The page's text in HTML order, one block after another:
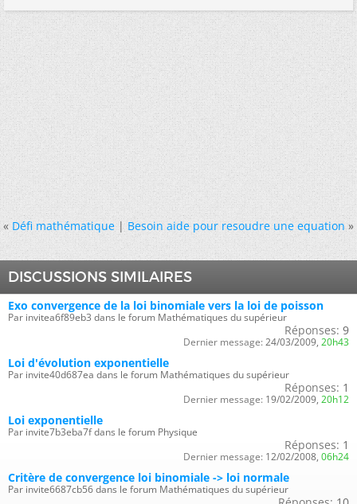
« Défi mathématique|Besoin aide pour resoudre une equation »
DISCUSSIONS SIMILAIRES
Exo convergence de la loi binomiale vers la loi de poisson
Par invitea6f89eb3 dans le forum Mathématiques du supérieur
Réponses: 9
Dernier message: 24/03/2009, 20h43
Loi d'évolution exponentielle
Par invite40d687ea dans le forum Mathématiques du supérieur
Réponses: 1
Dernier message: 19/02/2009, 20h12
Loi exponentielle
Par invite7b3eba7f dans le forum Physique
Réponses: 1
Dernier message: 12/02/2008, 06h24
Critère de convergence loi binomiale -> loi normale
Par invite6687cb56 dans le forum Mathématiques du supérieur